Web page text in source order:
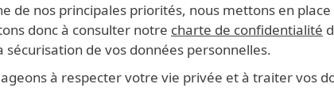
de nos principales priorités, nous mettons en
donc à consulter notre charte de confidentialité
sécurisation de vos données personnelles.
à respecter votre vie privée et à traiter vos